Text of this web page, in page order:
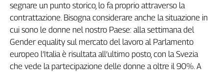
ragione
anni
Cgil
Collettiva
Academy
segnare un punto storico, lo fa proprio attraverso la
contrattazione. Bisogna considerare anche la situazione in
cui sono le donne nel nostro Paese: alla settimana del
Gender equality sul mercato del lavoro al Parlamento
europeo l’Italia è risultata all’ultimo posto, con la Svezia
che vede la partecipazione delle donne a oltre il 90%. A